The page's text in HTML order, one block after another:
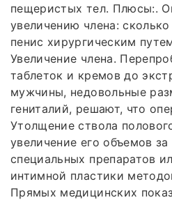
пещеристых тел. Плюсы:.
увеличению члена:
пенис хирургическим
Увеличение члена.
таблеток и кремов до
мужчины, недовольные
гениталий, решают, что
Утолщение ствола
увеличение его объемов
специальных препаратов
интимной пластики
Прямых медицинских